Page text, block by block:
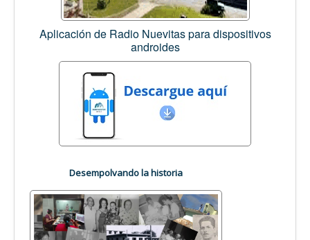
Aplicación de Radio Nuevitas para dispositivos
androides
Desempolvando la historia